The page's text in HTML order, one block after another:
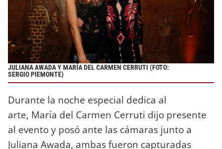
JULIANA AWADA Y MARÍA DEL CARMEN CERRUTI (FOTO:
SERGIO PIEMONTE)
Durante la noche especial dedica al
arte, María del Carmen Cerruti dijo presente
al evento y posó ante las cámaras junto a
Juliana Awada, ambas fueron capturadas